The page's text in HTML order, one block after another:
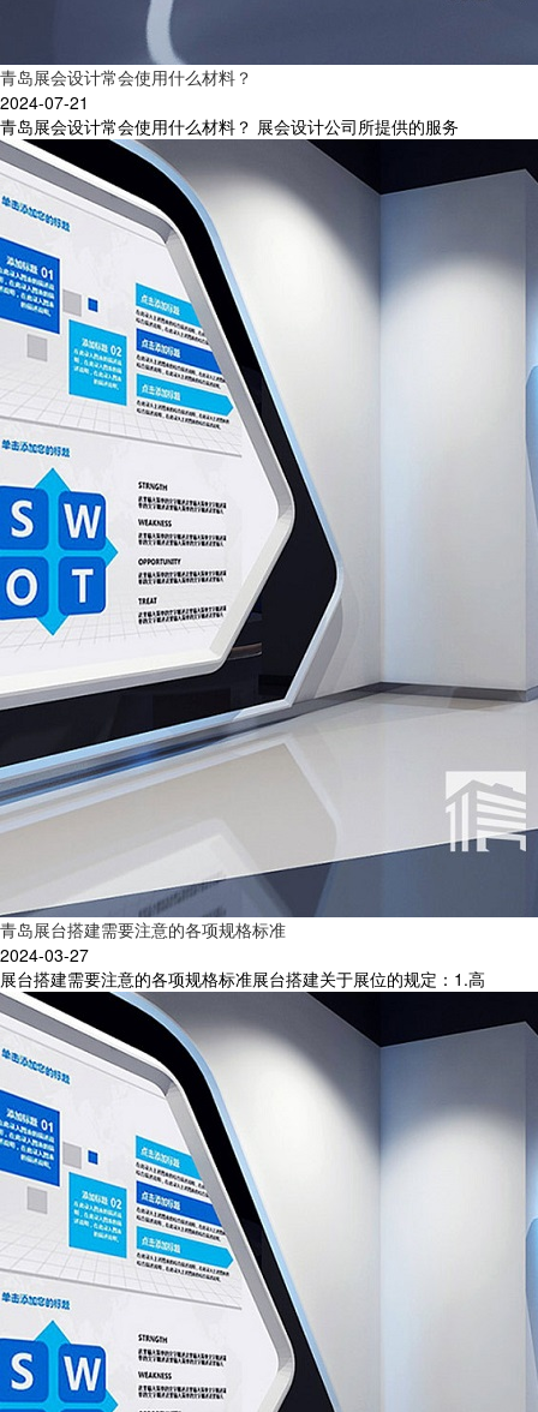
青岛展会设计常会使用什么材料？
2024-07-21
青岛展会设计常会使用什么材料？ 展会设计公司所提供的服务
青岛展台搭建需要注意的各项规格标准
2024-03-27
展台搭建需要注意的各项规格标准展台搭建关于展位的规定：1.高